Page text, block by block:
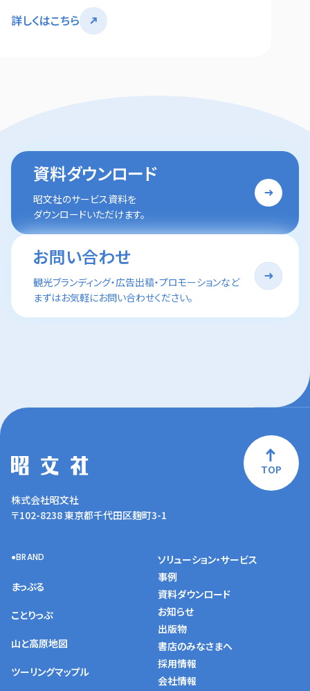
詳しくはこちら
資料ダウンロード
昭文社のサービス資料を
ダウンロードいただけます。
お問い合わせ
観光ブランディング・広告出稿・プロモーションなど
まずはお気軽にお問い合わせください。
TOP
株式会社昭文社
〒102-8238 東京都千代田区麹町3-1
BRAND
まっぷる
ことりっぷ
山と高原地図
ツーリングマップル
ソリューション・サービス
事例
資料ダウンロード
お知らせ
出版物
書店のみなさまへ
採用情報
会社情報